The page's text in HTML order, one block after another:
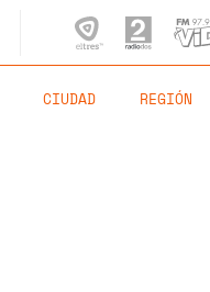
CIUDAD REGIÓN